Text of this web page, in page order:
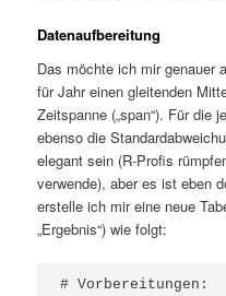
Datenaufbereitung
Das möchte ich mir genauer
für Jahr einen gleitenden
Zeitspanne („span“). Für die
ebenso die
elegant sein (R-Profis
verwende), aber es ist eben
erstelle ich mir eine neue
„Ergebnis“) wie folgt:
# Vorbereitungen: